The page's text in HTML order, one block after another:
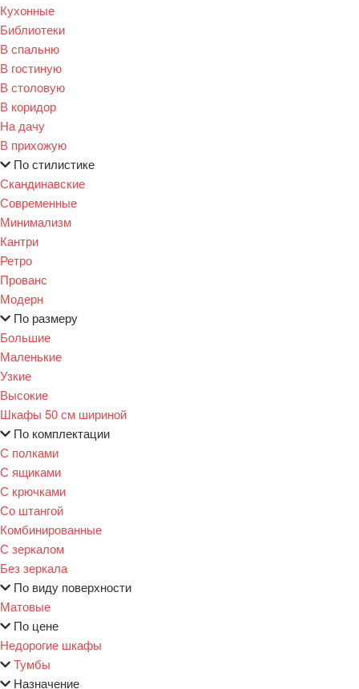
Кухонные
Библиотеки
В спальню
В гостиную
В столовую
В коридор
На дачу
В прихожую
По стилистике
Скандинавские
Современные
Минимализм
Кантри
Ретро
Прованс
Модерн
По размеру
Большие
Маленькие
Узкие
Высокие
Шкафы 50 см шириной
По комплектации
С полками
С ящиками
С крючками
Со штангой
Комбинированные
С зеркалом
Без зеркала
По виду поверхности
Матовые
По цене
Недорогие шкафы
Тумбы
Назначение